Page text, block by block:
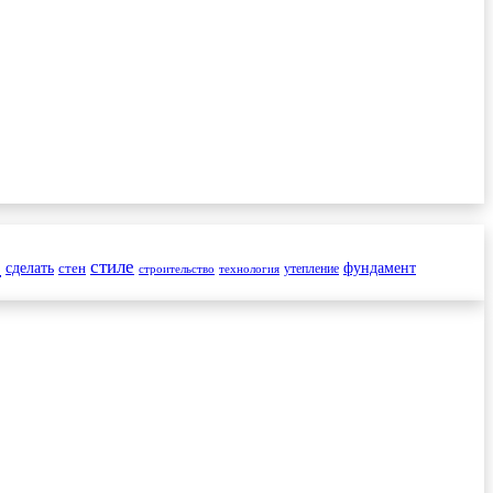
сделать стен стиле строительство технология утепление фундамент